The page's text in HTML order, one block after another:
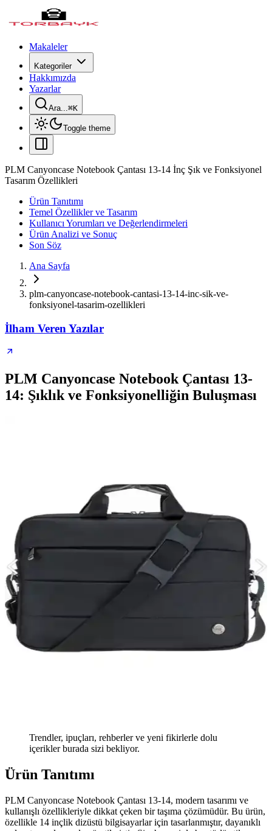
Makaleler
Kategoriler
Hakkımızda
Yazarlar
Ara...⌘K
Toggle theme
PLM Canyoncase Notebook Çantası 13-14 İnç Şık ve Fonksiyonel
Tasarım Özellikleri
Ürün Tanıtımı
Temel Özellikler ve Tasarım
Kullanıcı Yorumları ve Değerlendirmeleri
Ürün Analizi ve Sonuç
Son Söz
Ana Sayfa
plm-canyoncase-notebook-cantasi-13-14-inc-sik-ve-
fonksiyonel-tasarim-ozellikleri
İlham Veren Yazılar
PLM Canyoncase Notebook Çantası 13-
14: Şıklık ve Fonksiyonelliğin Buluşması
Trendler, ipuçları, rehberler ve yeni fikirlerle dolu
içerikler burada sizi bekliyor.
Ürün Tanıtımı
PLM Canyoncase Notebook Çantası 13-14, modern tasarımı ve
kullanışlı özellikleriyle dikkat çeken bir taşıma çözümüdür. Bu ürün,
özellikle 14 inçlik dizüstü bilgisayarlar için tasarlanmıştır, dayanıklı